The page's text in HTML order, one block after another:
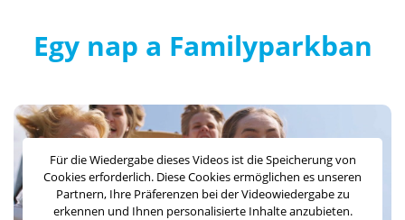
Egy nap a Familyparkban
Für die Wiedergabe dieses Videos ist die Speicherung von
Cookies erforderlich. Diese Cookies ermöglichen es unseren
Partnern, Ihre Präferenzen bei der Videowiedergabe zu
erkennen und Ihnen personalisierte Inhalte anzubieten.